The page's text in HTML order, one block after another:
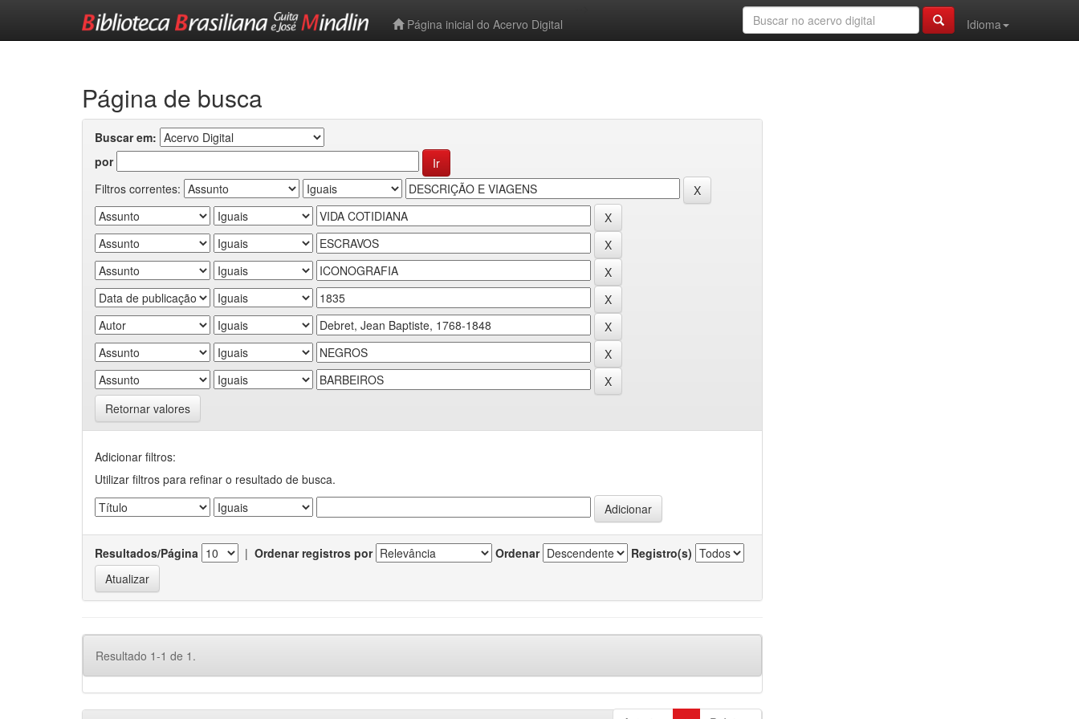
Página inicial do Acervo Digital
Idioma
Página de busca
Buscar em:
por
Filtros correntes:
Retornar valores
Adicionar filtros:
Utilizar filtros para refinar o resultado de busca.
Resultados/Página | Ordenar registros por Ordenar Registro(s)
Resultado 1-1 de 1.